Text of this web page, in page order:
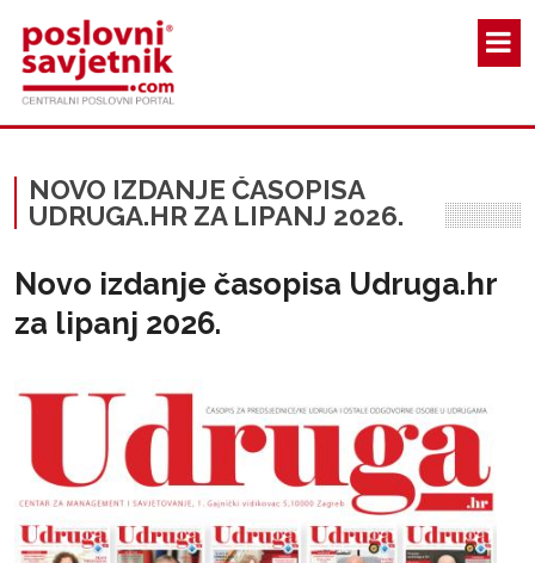
NOVO IZDANJE ČASOPISA
UDRUGA.HR ZA LIPANJ 2026.
Novo izdanje časopisa Udruga.hr
za lipanj 2026.